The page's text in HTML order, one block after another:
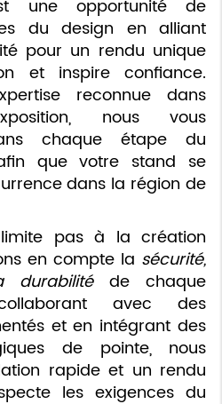
une opportunité de
du design en alliant
pour un rendu unique
et inspire confiance.
reconnue dans
nous vous
chaque étape du
que votre stand se
dans la région de
pas à la création
en compte la sécurité,
durabilitéde chaque
avec des
et en intégrant des
de pointe, nous
rapide et un rendu
les exigences du